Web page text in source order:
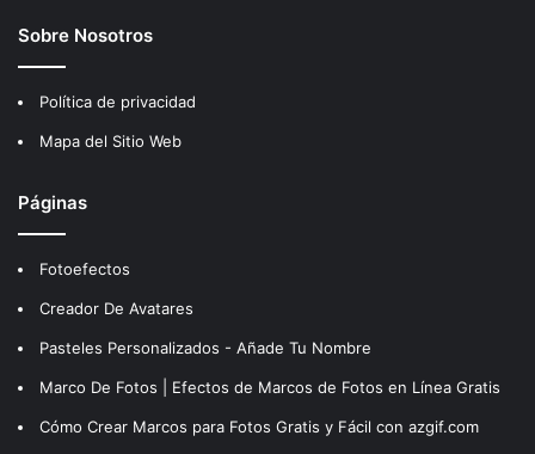
Sobre Nosotros
Política de privacidad
Mapa del Sitio Web
Páginas
Fotoefectos
Creador De Avatares
Pasteles Personalizados - Añade Tu Nombre
Marco De Fotos | Efectos de Marcos de Fotos en Línea Gratis
Cómo Crear Marcos para Fotos Gratis y Fácil con azgif.com